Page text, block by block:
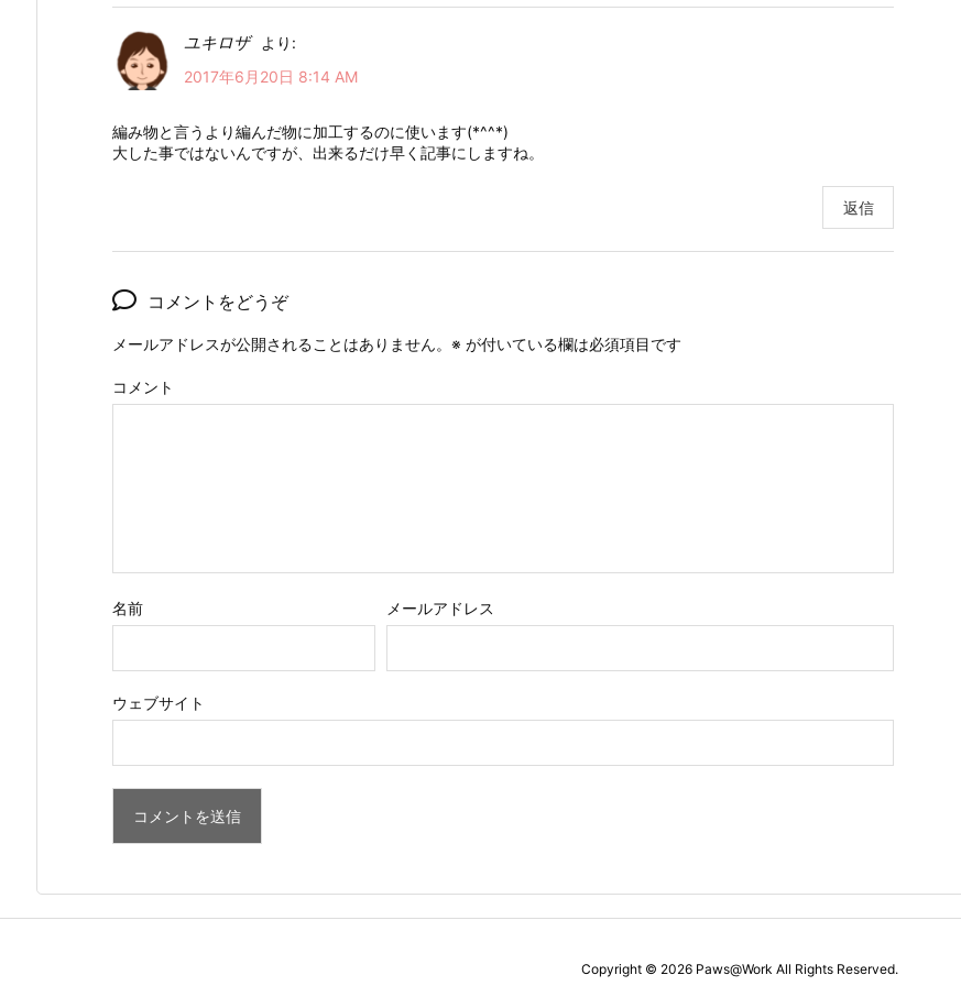
ユキロザ
より:
2017年6月20日 8:14 AM
編み物と言うより編んだ物に加工するのに使います(*^^*)
大した事ではないんですが、出来るだけ早く記事にしますね。
返信
コメントをどうぞ
メールアドレスが公開されることはありません。 ※ が付いている欄は必須項目です
コメント
名前 メールアドレス
ウェブサイト
Copyright © 2026 Paws@Work All Rights Reserved.